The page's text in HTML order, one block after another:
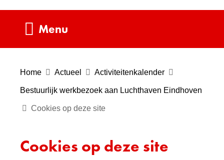
Menu
Home Actueel Activiteitenkalender
Bestuurlijk werkbezoek aan Luchthaven Eindhoven
Cookies op deze site
Cookies op deze site